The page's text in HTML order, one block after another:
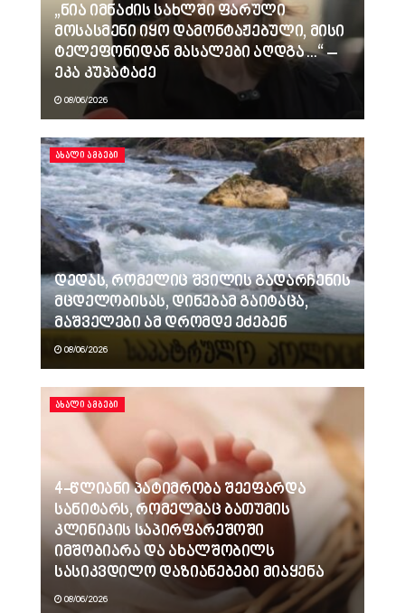
„ნია იმნაძის სახლში ფარული
მოსასმენი იყო დამონტაჟებული, მისი
ტელეფონიდან მასალები აღდგა…“ –
ეკა კუპატაძე
08/06/2026
ᲐᲮᲐᲚᲘ ᲐᲛᲑᲔᲑᲘ
დედას, რომელიც შვილის გადარჩენის
მცდელობისას, დინებამ გაიტაცა,
მაშველები ამ დრომდე ეძებენ
08/06/2026
ᲐᲮᲐᲚᲘ ᲐᲛᲑᲔᲑᲘ
4-წლიანი პატიმრობა შეეფარდა
სანიტარს, რომელმაც ბათუმის
კლინიკის საპირფარეშოში
იმშობიარა და ახალშობილს
სასიკვდილო დაზიანებები მიაყენა
08/06/2026